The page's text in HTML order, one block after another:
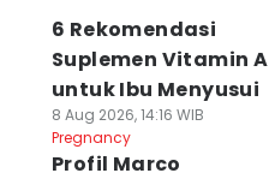
6 Rekomendasi
Suplemen Vitamin A
untuk Ibu Menyusui
8 Aug 2026, 14:16 WIB
Pregnancy
Profil Marco